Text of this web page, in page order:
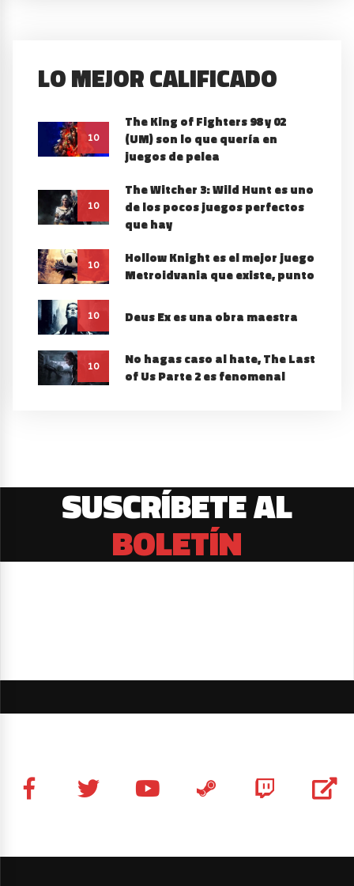
LO MEJOR CALIFICADO
10
The King of Fighters 98 y 02
(UM) son lo que quería en
juegos de pelea
10
The Witcher 3: Wild Hunt es uno
de los pocos juegos perfectos
que hay
10
Hollow Knight es el mejor juego
Metroidvania que existe, punto
10 Deus Ex es una obra maestra
10
No hagas caso al hate, The Last
of Us Parte 2 es fenomenal
SUSCRÍBETE AL
BOLETÍN